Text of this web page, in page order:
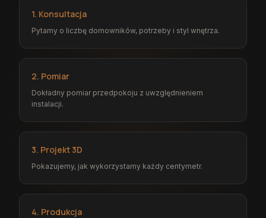
1. Konsultacja
Pytamy o liczbę domowników, potrzeby i styl wnętrza.
2. Pomiar
Dokładny pomiar przedpokoju z uwzględnieniem
instalacji.
3. Projekt 3D
Pokazujemy, jak wykorzystamy każdy centymetr.
4. Produkcja